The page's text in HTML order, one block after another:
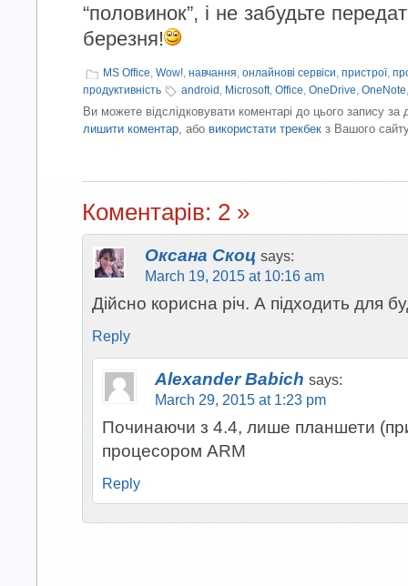
“половинок”, і не забудьте
березня!
MS Office, Wow!, навчання, онлайнові сервіси, пристрої,
продуктивність
android , Microsoft, Office, OneDrive, OneNote
Ви можете відслідковувати коментарі до цього запису
лишити коментар, або використати трекбек з Вашого
Коментарів: 2 »
Оксана Скоц says:
March 19, 2015 at 10:16 am
Дійсно корисна річ. А підходить для
Reply
Alexander Babich says:
March 29, 2015 at 1:23 pm
Починаючи з 4.4, лише планшети
процесором ARM
Reply